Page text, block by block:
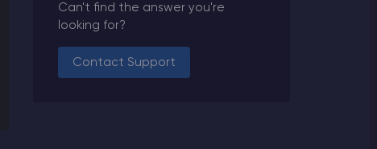
Can't find the answer you're
looking for?
Contact Support